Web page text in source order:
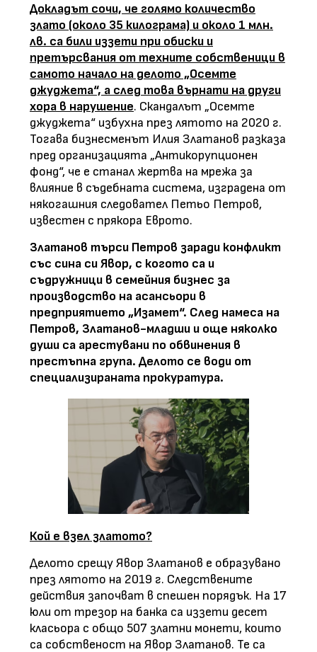
Докладът сочи, че голямо количество
злато (около 35 килограма) и около 1 млн.
лв. са били иззети при обиски и
претърсвания от техните собственици в
самото начало на делото „Осемте
джуджета“, а след това върнати на други
хора в нарушение. Скандалът „Осемте
джуджета“ избухна през лятото на 2020 г.
Тогава бизнесменът Илия Златанов разказа
пред организацията „Антикорупционен
фонд“, че е станал жертва на мрежа за
влияние в съдебната система, изградена от
някогашния следовател Петьо Петров,
известен с прякора Еврото.
Златанов търси Петров заради конфликт
със сина си Явор, с когото са и
съдружници в семейния бизнес за
производство на асансьори в
предприятието „Изамет“. След намеса на
Петров, Златанов-младши и още няколко
души са арестувани по обвинения в
престъпна група. Делото се води от
специализираната прокуратура.
Кой е взел златото?
Делото срещу Явор Златанов е образувано
през лятото на 2019 г. Следствените
действия започват в спешен порядък. На 17
юли от трезор на банка са иззети десет
класьора с общо 507 златни монети, които
са собственост на Явор Златанов. Те са